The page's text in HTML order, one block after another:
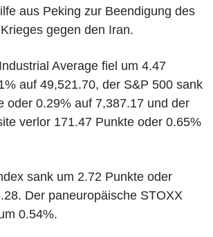
aus Peking zur Beendigung des
gegen den Iran.
Average fiel um 4.47
auf 49,521.70, der S&P 500 sank
oder 0.29% auf 7,387.17 und der
verlor 171.47 Punkte oder 0.65%
sank um 2.72 Punkte oder
Der paneuropäische STOXX
0.54%.